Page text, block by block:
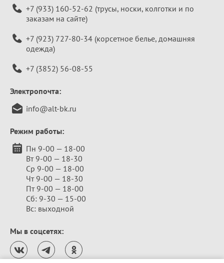
+7 (933) 160-52-62 (трусы, носки, колготки и по
заказам на сайте)
+7 (923) 727-80-34 (корсетное белье, домашняя
одежда)
+7 (3852) 56-08-55
Электропочта:
info@alt-bk.ru
Режим работы:
Пн 9-00 — 18-00
Вт 9-00 — 18-30
Ср 9-00 — 18-00
Чт 9-00 — 18-30
Пт 9-00 — 18-00
Сб: 9-30 — 15-00
Вс: выходной
Мы в соцсетях: